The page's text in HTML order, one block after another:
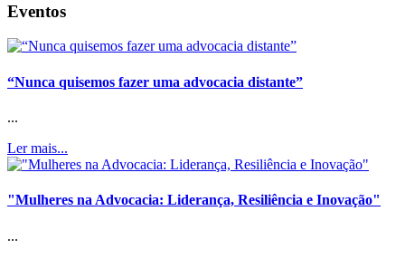
Eventos
“Nunca quisemos fazer uma advocacia distante”
...
Ler mais...
"Mulheres na Advocacia: Liderança, Resiliência e Inovação"
...